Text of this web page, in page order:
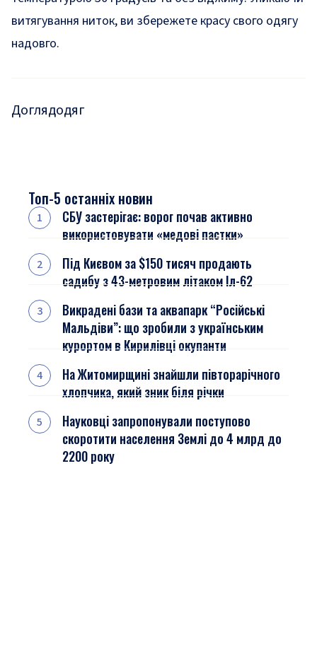
витягування ниток, ви збережете красу свого одягу
надовго.
Доглядодяг
Топ-5 останніх новин
СБУ застерігає: ворог почав активно
використовувати «медові пастки»
Під Києвом за $150 тисяч продають
садибу з 43-метровим літаком Іл-62
Викрадені бази та аквапарк “Російські
Мальдіви”: що зробили з українським
курортом в Кирилівці окупанти
На Житомирщині знайшли півторарічного
хлопчика, який зник біля річки
Науковці запропонували поступово
скоротити населення Землі до 4 млрд до
2200 року